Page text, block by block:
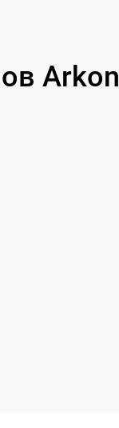
Arkon